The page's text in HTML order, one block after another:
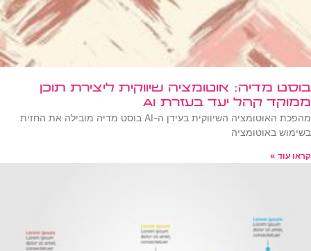
בוסט מדיה: אוטומציה שיווקית ליצירת תוכן
ממוקד קהל יעד בעזרת AI
מהפכת האוטומציה השיווקית בעידן ה-AI בוסט מדיה מובילה את החזית
בשימוש באוטומציה
קראו עוד »